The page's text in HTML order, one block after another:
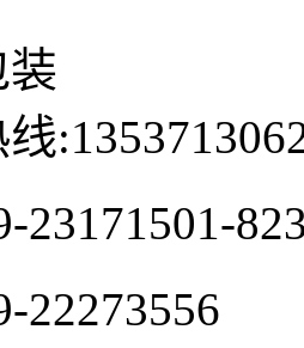
:
23171501-
22273556